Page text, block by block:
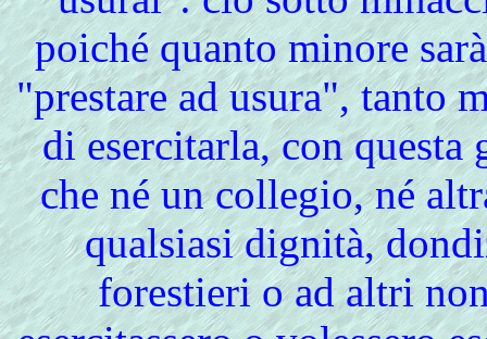
poiché quanto minore
"prestare ad usura", tanto
di esercitarla, con questa
che né un collegio, né
qualsiasi dignità,
forestieri o ad altri